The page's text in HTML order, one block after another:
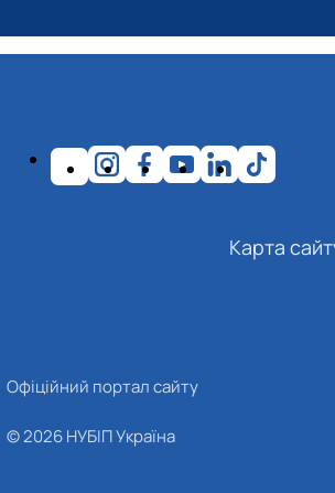
Карта
Офіційний портал сайту
© 2026 НУБІП Україна